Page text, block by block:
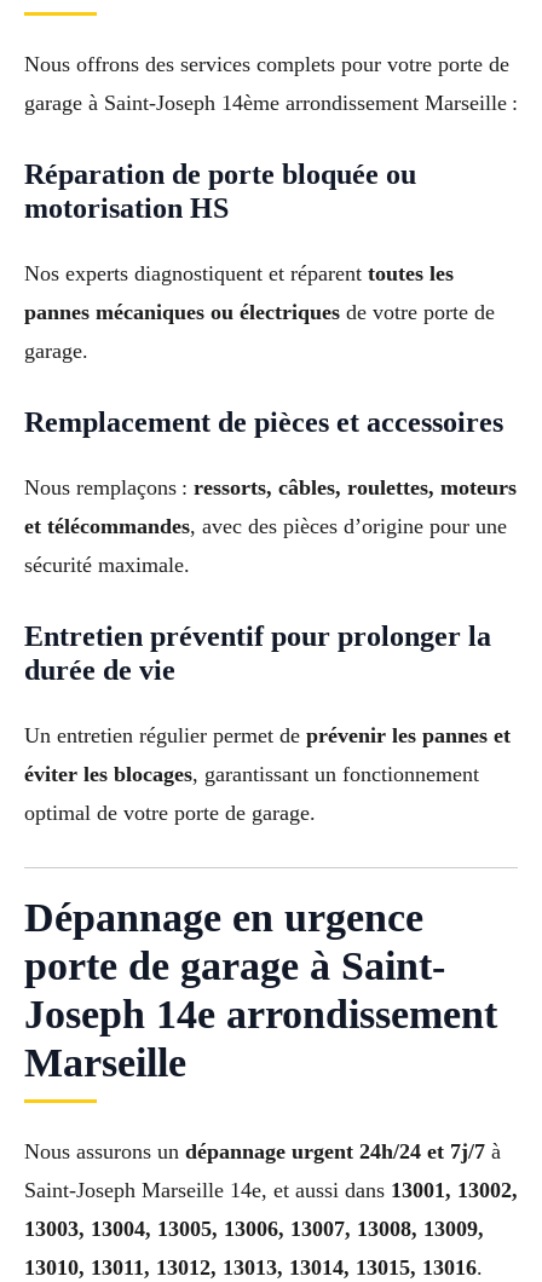
Nous offrons des services complets pour votre porte de
garage à Saint-Joseph 14ème arrondissement Marseille :
Réparation de porte bloquée ou
motorisation HS
Nos experts diagnostiquent et réparent toutes les
pannes mécaniques ou électriques de votre porte de
garage.
Remplacement de pièces et accessoires
Nous remplaçons : ressorts, câbles, roulettes, moteurs
et télécommandes, avec des pièces d’origine pour une
sécurité maximale.
Entretien préventif pour prolonger la
durée de vie
Un entretien régulier permet de prévenir les pannes et
éviter les blocages, garantissant un fonctionnement
optimal de votre porte de garage.
Dépannage en urgence
porte de garage à Saint-
Joseph 14e arrondissement
Marseille
Nous assurons un dépannage urgent 24h/24 et 7j/7 à
Saint-Joseph Marseille 14e, et aussi dans 13001, 13002,
13003, 13004, 13005, 13006, 13007, 13008, 13009,
13010, 13011, 13012, 13013, 13014, 13015, 13016.